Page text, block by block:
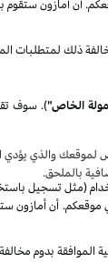
أن أمازون ستقوم
ذلك لمتطلبات
الخاص")
.سوف
والذي يؤدي
بالملحق.
تسجيل
أن أمازون
بدوم